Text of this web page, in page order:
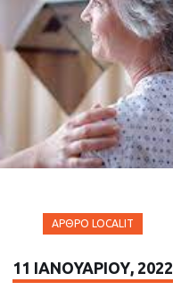
ΆΡΘΡΟ LOCALIT
11 ΙΑΝΟΥΑΡΊΟΥ, 2022